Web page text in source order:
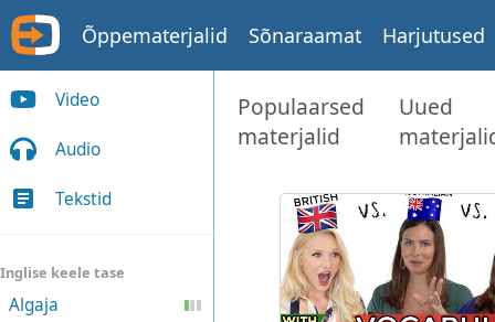
Õppematerjalid Sõnaraamat Harjutused
Video
Audio
Tekstid
Inglise keele tase
Algaja
Populaarsed
materjalid
Uued